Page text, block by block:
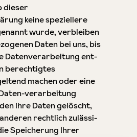
dieser
keine speziellere
wurde, verbleiben
Daten bei uns, bis
Datenverarbeitung ent-
berechtigtes
machen oder eine
verarbeitung
Ihre Daten gelöscht,
rechtlich zulässi-
Speicherung Ihrer